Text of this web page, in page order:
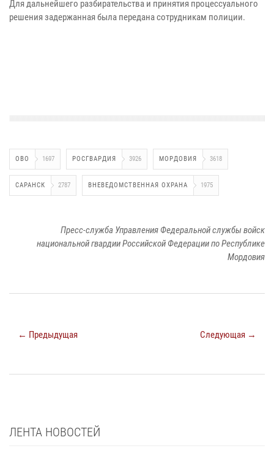
Для дальнейшего разбирательства и принятия процессуального
решения задержанная была передана сотрудникам полиции.
ОВО 1697 РОСГВАРДИЯ 3926 МОРДОВИЯ 3618
САРАНСК 2787 ВНЕВЕДОМСТВЕННАЯ ОХРАНА 1975
Пресс-служба Управления Федеральной службы войск
национальной гвардии Российской Федерации по Республике
Мордовия
← Предыдущая Следующая →
ЛЕНТА НОВОСТЕЙ